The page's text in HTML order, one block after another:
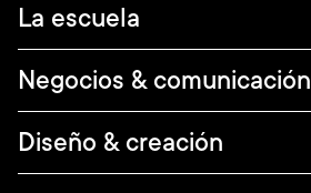
Navegación
principal
La escuela
Negocios & comunicación
Diseño & creación